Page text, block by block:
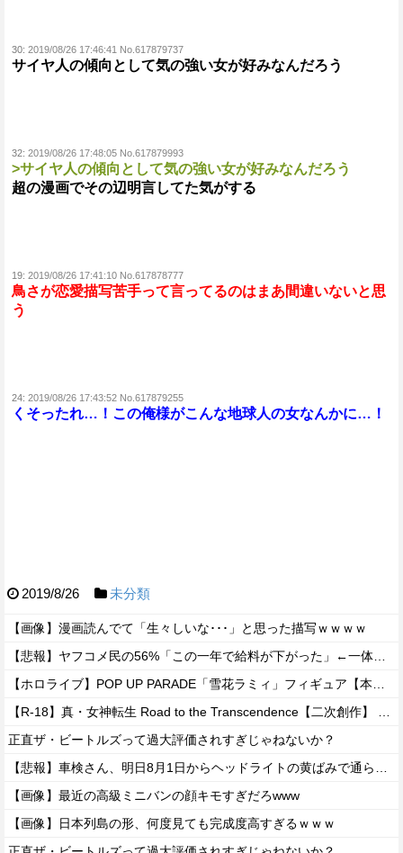
30: 2019/08/26 17:46:41 No.617879737
サイヤ人の傾向として気の強い女が好みなんだろう
32: 2019/08/26 17:48:05 No.617879993
>サイヤ人の傾向として気の強い女が好みなんだろう
超の漫画でその辺明言してた気がする
19: 2019/08/26 17:41:10 No.617878777
鳥さが恋愛描写苦手って言ってるのはまあ間違いないと思
う
24: 2019/08/26 17:43:52 No.617879255
くそったれ…！この俺様がこんな地球人の女なんかに…！
2019/8/26 未分類
【画像】漫画読んでて「生々しいな･･･」と思った描写ｗｗｗｗ
正直ザ・ビートルズって過大評価されすぎじゃねないか？
【画像】最近の高級ミニバンの顔キモすぎだろwww
【画像】日本列島の形、何度見ても完成度高すぎるｗｗｗ